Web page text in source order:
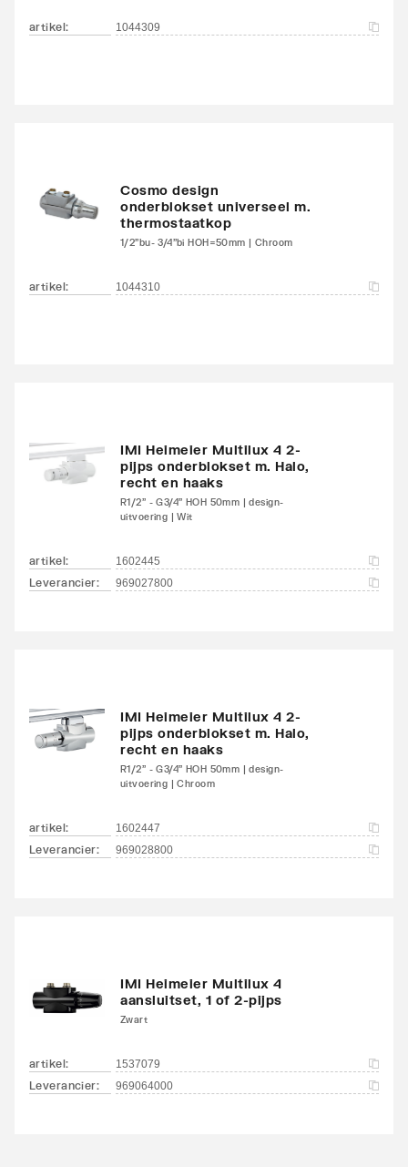
artikel: 1044309
Cosmo design
onderblokset universeel m.
thermostaatkop
1/2"bu- 3/4"bi HOH=50mm | Chroom
artikel: 1044310
IMI Heimeier Multilux 4 2-
pijps onderblokset m. Halo,
recht en haaks
R1/2" - G3/4" HOH 50mm | design-
uitvoering | Wit
artikel: 1602445
Leverancier: 969027800
IMI Heimeier Multilux 4 2-
pijps onderblokset m. Halo,
recht en haaks
R1/2" - G3/4" HOH 50mm | design-
uitvoering | Chroom
artikel: 1602447
Leverancier: 969028800
IMI Heimeier Multilux 4
aansluitset, 1 of 2-pijps
Zwart
artikel: 1537079
Leverancier: 969064000